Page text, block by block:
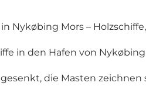
Nykøbing Mors –
in den Hafen von
die Masten